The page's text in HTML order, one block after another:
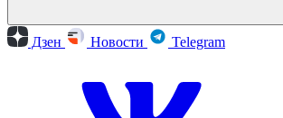
Дзен Новости Telegram